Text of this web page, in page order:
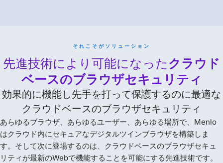
それこそがソリューション
先進技術により可能になった クラウド
ベースのブラウザセキュリティ
効果的に機能し先手を打って保護するのに最適な
クラウドベースのブラウザセキュリティ
あらゆるブラウザ、あらゆるユーザー、あらゆる場所で、Menlo
はクラウド内にセキュアなデジタルツインブラウザを構築しま
す。そして次に登場するのは、クラウドベースのブラウザセキュ
リティが最新のWebで機能することを可能にする先進技術です。